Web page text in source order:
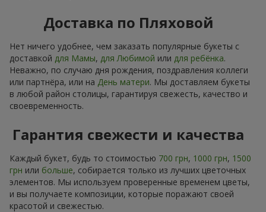
Доставка по Пляховой
Нет ничего удобнее, чем заказать популярные букеты с
доставкой для Мамы, для Любимой или для ребёнка.
Неважно, по случаю дня рождения, поздравления коллеги
или партнёра, или на День матери. Мы доставляем букеты
в любой район столицы, гарантируя свежесть, качество и
своевременность.
Гарантия свежести и качества
Каждый букет, будь то стоимостью 700 грн, 1000 грн, 1500
грн или больше, собирается только из лучших цветочных
элементов. Мы используем проверенные временем цветы,
и вы получаете композиции, которые поражают своей
красотой и свежестью.